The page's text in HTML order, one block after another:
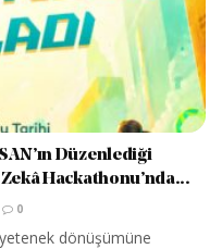
Düzenlediği
Zekâ Hackathonu’nda...
0
yetenek dönüşümüne